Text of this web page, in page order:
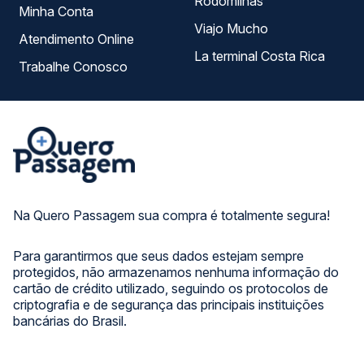
Na Quero Passagem sua compra é totalmente segura!
Para garantirmos que seus dados estejam sempre
protegidos, não armazenamos nenhuma informação do
cartão de crédito utilizado, seguindo os protocolos de
criptografia e de segurança das principais instituições
bancárias do Brasil.
Minha Conta
Atendimento Online
Trabalhe Conosco
Viajo Mucho
La terminal Costa Rica